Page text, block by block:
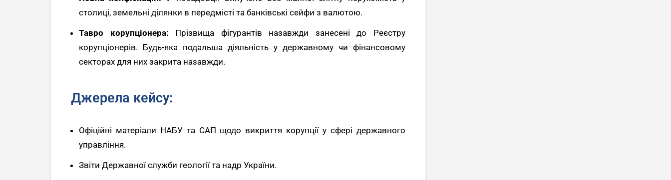
столиці, земельні ділянки в передмісті та банківські сейфи з валютою.
Тавро корупціонера: Прізвища фігурантів назавжди занесені до Реєстру
корупціонерів. Будь-яка подальша діяльність у державному чи фінансовому
секторах для них закрита назавжди.
Джерела кейсу:
Офіційні матеріали НАБУ та САП щодо викриття корупції у сфері державного
управління.
Звіти Державної служби геології та надр України.